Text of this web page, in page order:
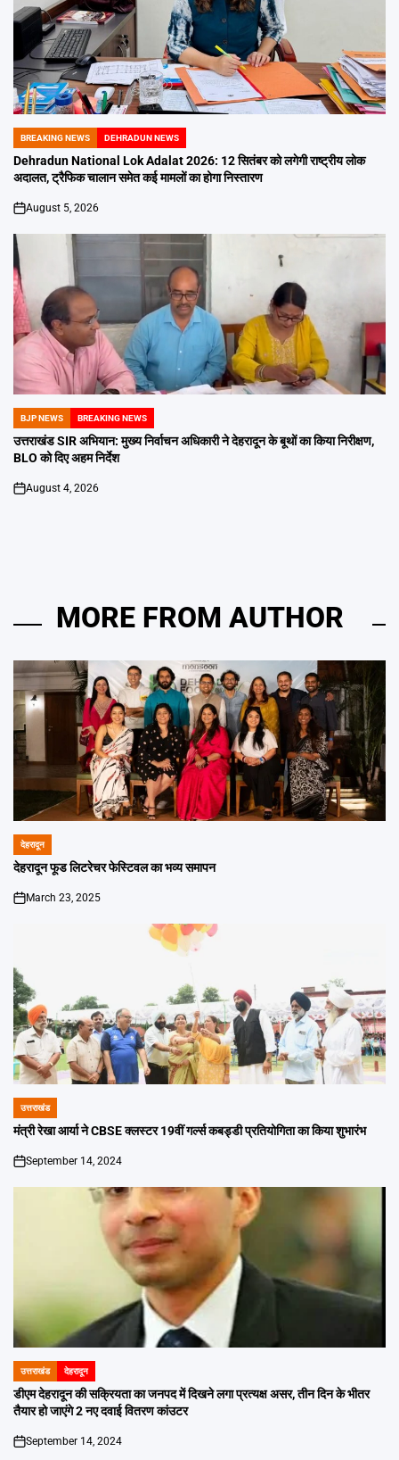
POSTED
IN
BREAKING NEWS DEHRADUN NEWS
Dehradun National Lok Adalat 2026: 12 सितंबर को लगेगी राष्ट्रीय लोक
अदालत, ट्रैफिक चालान समेत कई मामलों का होगा निस्तारण
on
August 5, 2026
POSTED
IN
BJP NEWS BREAKING NEWS
उत्तराखंड SIR अभियान: मुख्य निर्वाचन अधिकारी ने देहरादून के बूथों का किया निरीक्षण,
BLO को दिए अहम निर्देश
on
August 4, 2026
MORE FROM AUTHOR
POSTED
IN
देहरादून
देहरादून फूड लिटरेचर फेस्टिवल का भव्य समापन
on
March 23, 2025
POSTED
IN
उत्तराखंड
मंत्री रेखा आर्या ने CBSE क्लस्टर 19वीं गर्ल्स कबड्डी प्रतियोगिता का किया शुभारंभ
on
September 14, 2024
POSTED
IN
उत्तराखंड देहरादून
डीएम देहरादून की सक्रियता का जनपद में दिखने लगा प्रत्यक्ष असर, तीन दिन के भीतर
तैयार हो जाएंगे 2 नए दवाई वितरण कांउटर
on
September 14, 2024